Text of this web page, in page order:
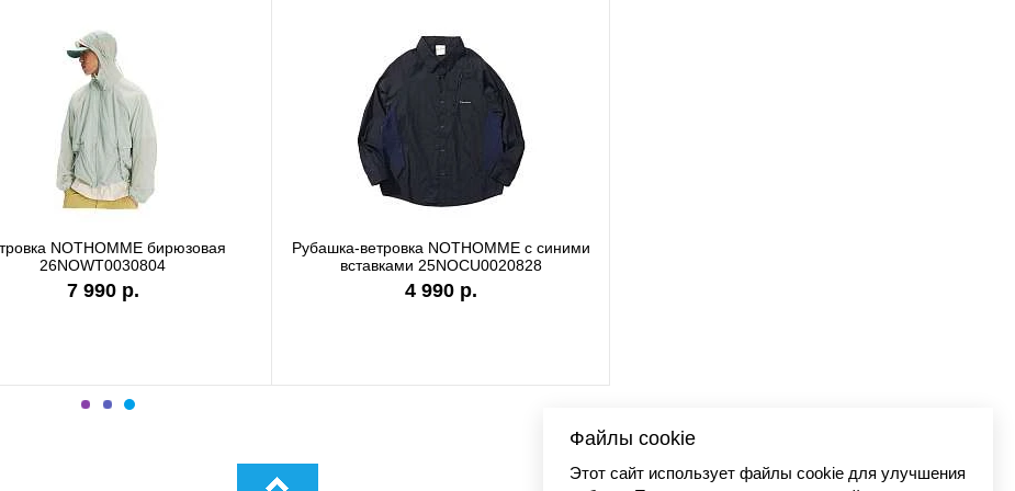
Футболка Carhartt WIP white I036244
7 990 р.
Футболка Carhartt WIP garment dyed
I036185
9 890 р.
Файлы cookie
Этот сайт использует файлы cookie для улучшения